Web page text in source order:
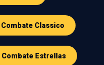
Combate Classico
Combate Estrellas